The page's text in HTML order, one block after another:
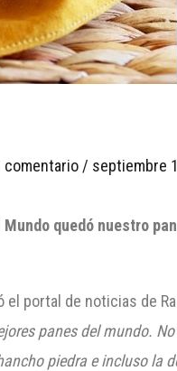
comentario / septiembre
quedó nuestro
portal de noticias de
panes del mundo.
piedra e incluso la